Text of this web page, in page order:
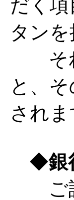
だく
タン
それ
と、
されま
◆銀
ご請